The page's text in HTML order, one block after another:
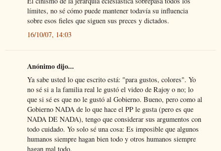
límites, no sé cómo puede mantener todavía su influencia
sobre esos fieles que siguen sus preces y dictados.
16/10/07, 14:03
Anónimo dijo...
Ya sabe usted lo que escrito está: "para gustos, colores". Yo
no sé si a la familia real le gustó el video de Rajoy o no; lo
que si sé es que no le gustó al Gobierno. Bueno, pero como al
Gobierno NADA de lo que hace el PP le gusta (pero es que
NADA DE NADA), tengo que considerar sus argumentos con
todo cuidado. Yo solo sé una cosa: Es imposible que algunos
humanos siempre hagan bien todo y otros humanos siempre
hagan mal todo.